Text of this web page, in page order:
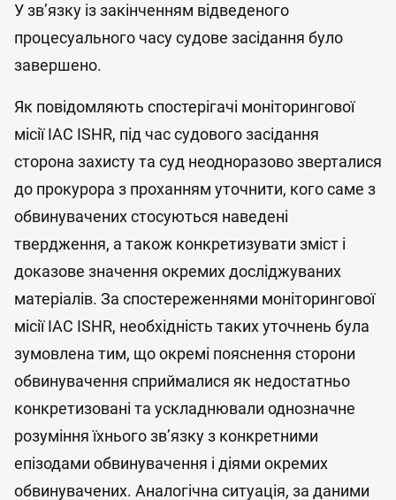
У зв’язку із закінченням відведеного
процесуального часу судове засідання було
завершено.
Як повідомляють спостерігачі моніторингової
місії IAC ISHR, під час судового засідання
сторона захисту та суд неодноразово зверталися
до прокурора з проханням уточнити, кого саме з
обвинувачених стосуються наведені
твердження, а також конкретизувати зміст і
доказове значення окремих досліджуваних
матеріалів. За спостереженнями моніторингової
місії IAC ISHR, необхідність таких уточнень була
зумовлена тим, що окремі пояснення сторони
обвинувачення сприймалися як недостатньо
конкретизовані та ускладнювали однозначне
розуміння їхнього зв’язку з конкретними
епізодами обвинувачення і діями окремих
обвинувачених. Аналогічна ситуація, за даними